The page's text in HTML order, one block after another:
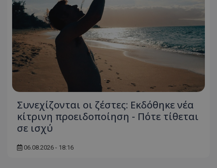
Συνεχίζονται οι ζέστες: Εκδόθηκε νέα
κίτρινη προειδοποίηση - Πότε τίθεται
σε ισχύ
06.08.2026 - 18:16